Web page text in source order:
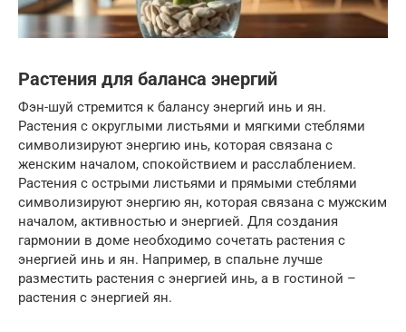
Растения для баланса энергий
Фэн-шуй стремится к балансу энергий инь и ян.
Растения с округлыми листьями и мягкими стеблями
символизируют энергию инь, которая связана с
женским началом, спокойствием и расслаблением.
Растения с острыми листьями и прямыми стеблями
символизируют энергию ян, которая связана с мужским
началом, активностью и энергией. Для создания
гармонии в доме необходимо сочетать растения с
энергией инь и ян. Например, в спальне лучше
разместить растения с энергией инь, а в гостиной –
растения с энергией ян.